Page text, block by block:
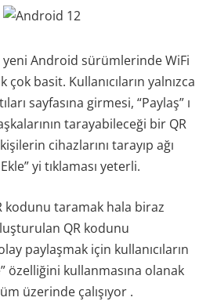
Android sürümlerinde WiFi
basit. Kullanıcıların yalnızca
sayfasına girmesi, “Paylaş” ı
tarayabileceği bir QR
cihazlarını tarayıp ağı
yi tıklaması yeterli.
kodunu taramak hala biraz
QR kodunu
paylaşmak için kullanıcıların
özelliğini kullanmasına olanak
üzerinde çalışıyor .